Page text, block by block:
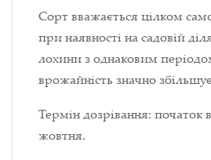
Сорт вважається цілком
при наявності на садовій
лохини з однаковим
врожайність значно
Термін дозрівання: початок
жовтня.